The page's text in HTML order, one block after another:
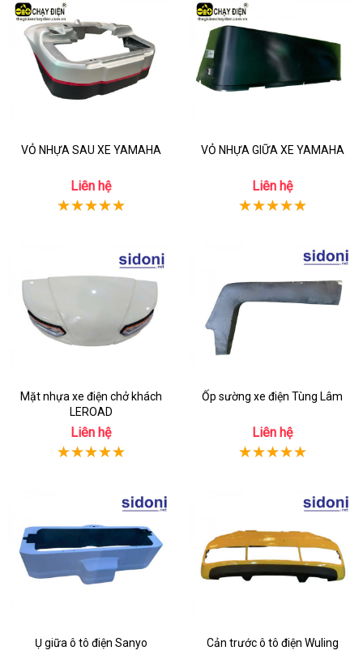
VỎ NHỰA SAU XE YAMAHA
Liên hệ
VỎ NHỰA GIỮA XE YAMAHA
Liên hệ
Mặt nhựa xe điện chở khách
LEROAD
Liên hệ
Ốp sường xe điện Tùng Lâm
Liên hệ
Ụ giữa ô tô điện Sanyo Cản trước ô tô điện Wuling